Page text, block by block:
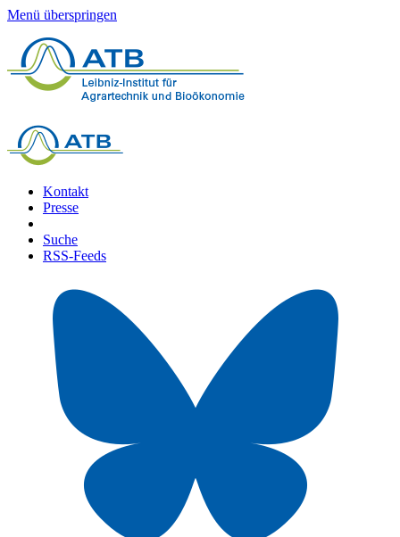
Menü überspringen
Kontakt
Presse
Suche
RSS-Feeds